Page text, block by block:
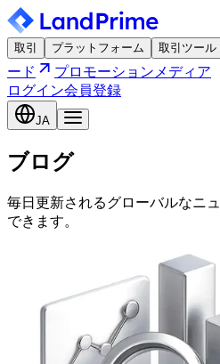
取引 プラットフォーム 取引ツール
ード
プロモーション メディア
ログイン会員登録
JA
ブログ
毎日更新されるグローバルなニ
できます。